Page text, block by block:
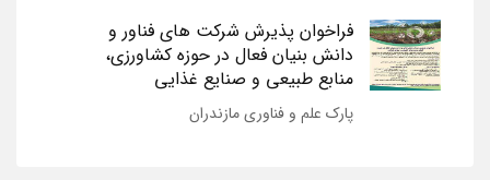
فراخوان پذیرش شرکت های فناور و
دانش بنیان فعال در حوزه کشاورزی،
منابع طبیعی و صنایع غذایی
پارک علم و فناوری مازندران